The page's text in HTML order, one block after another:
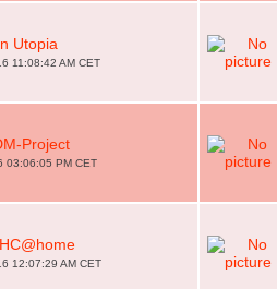
Utopia
11:08:42 AM CET
Project
03:06:05 PM CET
12:07:29 AM CET